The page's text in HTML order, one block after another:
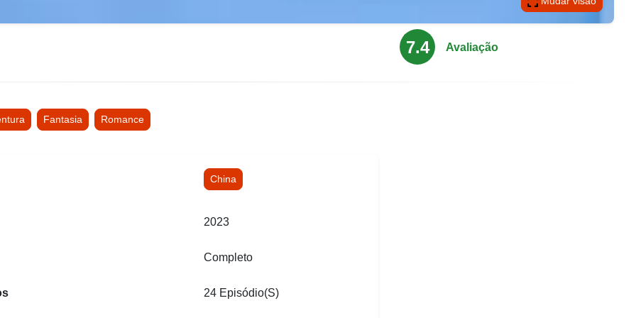
7.4 Avaliação
Fantasia Romance
China
2023
Completo
24 Episódio(s)